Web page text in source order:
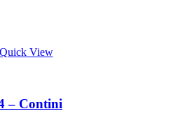
Quick View
– Contini